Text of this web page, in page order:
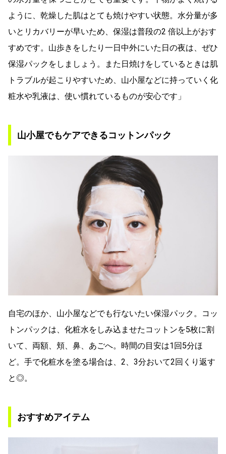
ように、乾燥した肌はとても焼けやすい状態。水分量が多
いとリカバリーが早いため、保湿は普段の2 倍以上がおす
すめです。山歩きをしたり一日中外にいた日の夜は、ぜひ
保湿パックをしましょう。また日焼けをしているときは肌
トラブルが起こりやすいため、山小屋などに持っていく化
粧水や乳液は、使い慣れているものが安心です」
山小屋でもケアできるコットンパック
自宅のほか、山小屋などでも行ないたい保湿パック。コッ
トンパックは、化粧水をしみ込ませたコットンを5枚に割
いて、両額、頬、鼻、あごへ。時間の目安は1回5分ほ
ど。手で化粧水を塗る場合は、2、3分おいて2回くり返す
と◎。
おすすめアイテム